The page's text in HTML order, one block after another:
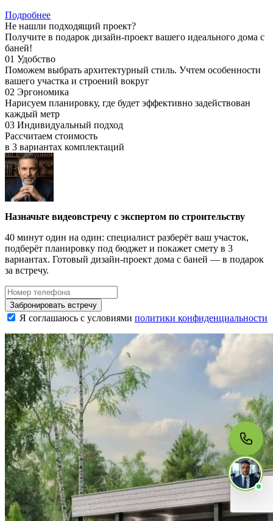
Подробнее
Не нашли подходящий проект?
Получите в подарок дизайн-проект вашего идеального дома с
баней!
01 Удобство
Поможем выбрать архитектурный стиль. Учтем особенности
вашего участка и строений вокруг
02 Эргономика
Нарисуем планировку, где будет эффективно задействован
каждый метр
03 Индивидуальный подход
Рассчитаем стоимость
в 3 вариантах комплектаций
Назначьте видеовстречу с экспертом по строительству
40 минут один на один: специалист разберёт ваш участок,
подберёт планировку под бюджет и покажет смету в 3
вариантах. Готовый дизайн-проект дома с баней — в подарок
за встречу.
Забронировать встречу
Я соглашаюсь с условиями политики конфиденциальности
Онлайн · ответим за 5 минут
Telegram
WhatsApp